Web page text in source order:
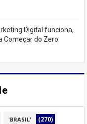
Digital funciona,
Começar do Zero
'BRASIL' (270)